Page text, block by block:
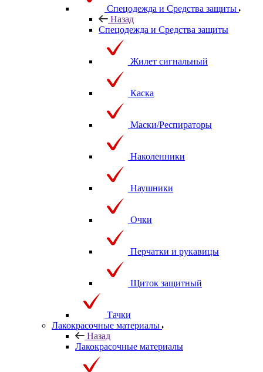
Спецодежда и Средства защиты
Назад
Спецодежда и Средства защиты
Жилет сигнальный
Каска
Маски/Респираторы
Наколенники
Наушники
Очки
Перчатки и рукавицы
Щиток защитный
Тачки
Лакокрасочные материалы
Назад
Лакокрасочные материалы